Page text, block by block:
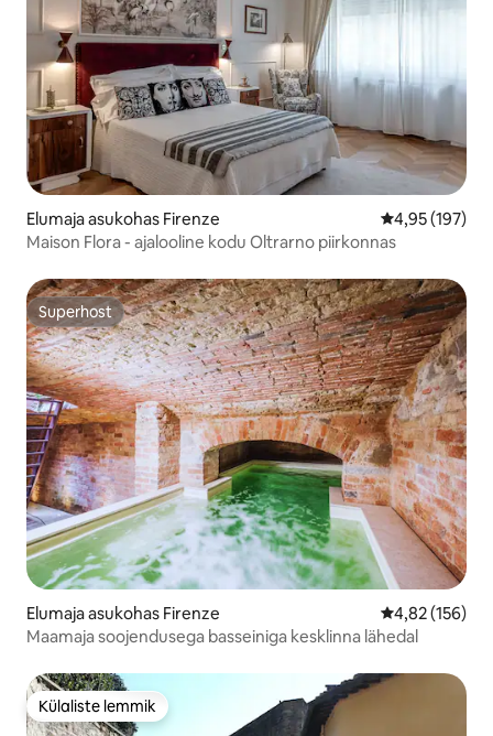
Elumaja asukohas Firenze Keskmine
4,95 (197)
Maison Flora - ajalooline kodu Oltrarno piirkonnas
Superhost
Superhost
Elumaja asukohas Firenze Keskmine
4,82 (156)
Maamaja soojendusega basseiniga kesklinna lähedal
Külaliste lemmik
Külaliste lemmik